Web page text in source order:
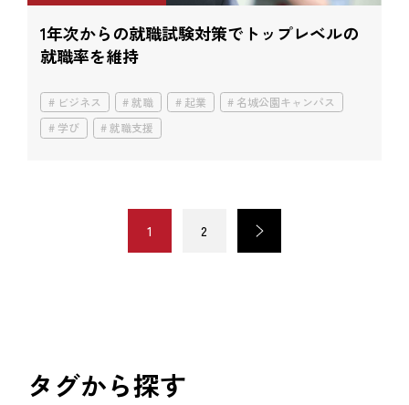
1年次からの就職試験対策で トップレベルの
就職率を維持
ビジネス 就職 起業
名城公園キャンパス
学び
就職支援
1 2 >
タグから探す